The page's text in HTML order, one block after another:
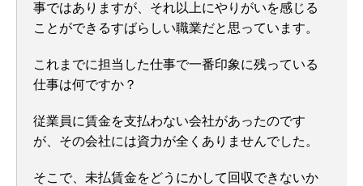
事ではありますが、それ以上にやりがいを感じる
ことができるすばらしい職業だと思っています。
これまでに担当した仕事で一番印象に残っている
仕事は何ですか？
従業員に賃金を支払わない会社があったのです
が、その会社には資力が全くありませんでした。
そこで、未払賃金をどうにかして回収できないか